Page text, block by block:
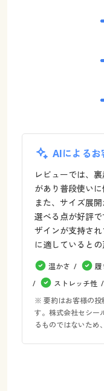
AIによるお
レビューでは、
があり普段使い
また、サイズ展
選べる点が好評
ザインが支持さ
に適していると
温かさ 履
ストレッチ性
※ 要約はお客様の投
す。株式会社セシー
るものではないため